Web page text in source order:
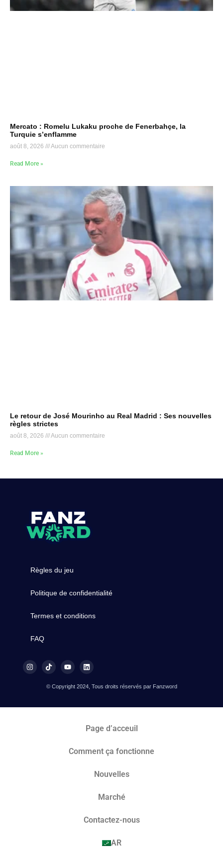
Mercato : Romelu Lukaku proche de Fenerbahçe, la
Turquie s’enflamme
août 8, 2026 Aucun commentaire
Read More »
Le retour de José Mourinho au Real Madrid : Ses nouvelles
règles strictes
août 8, 2026 Aucun commentaire
Read More »
Règles du jeu
Politique de confidentialité
Termes et conditions
FAQ
© Copyright 2024, Tous droits réservés par Fanzword
Page d’acceuil
Comment ça fonctionne
Nouvelles
Marché​
Contactez-nous
AR